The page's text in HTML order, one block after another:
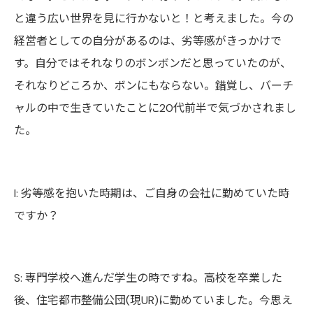
と違う広い世界を見に行かないと！と考えました。 今の
経営者としての自分があるのは、劣等感がきっかけで
す。自分ではそれなりのボンボンだと思っていたのが、
それなりどころか、ボンにもならない。錯覚し、バーチ
ャルの中で生きていたことに20代前半で気づかされまし
た。
I: 劣等感を抱いた時期は、ご自身の会社に勤めていた時
ですか？
S: 専門学校へ進んだ学生の時ですね。高校を卒業した
後、住宅都市整備公団(現UR)に勤めていました。今思え